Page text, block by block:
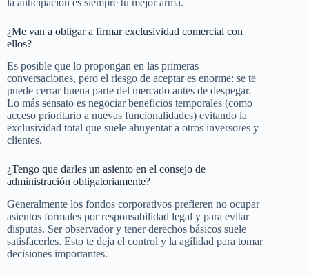
¿Me van a obligar a firmar exclusividad comercial con
ellos?
Es posible que lo propongan en las primeras
conversaciones, pero el riesgo de aceptar es enorme: se te
puede cerrar buena parte del mercado antes de despegar.
Lo más sensato es negociar beneficios temporales (como
acceso prioritario a nuevas funcionalidades) evitando la
exclusividad total que suele ahuyentar a otros inversores y
clientes.
¿Tengo que darles un asiento en el consejo de
administración obligatoriamente?
Generalmente los fondos corporativos prefieren no ocupar
asientos formales por responsabilidad legal y para evitar
disputas. Ser observador y tener derechos básicos suele
satisfacerles. Esto te deja el control y la agilidad para tomar
decisiones importantes.